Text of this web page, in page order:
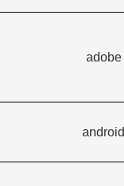
adobe
android